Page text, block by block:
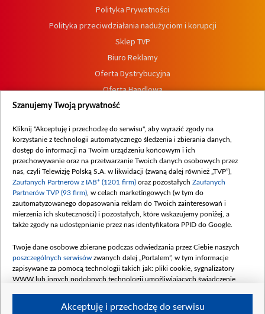
Polityka Prywatności
Polityka przeciwdziałania nadużyciom i korupcji
Sklep TVP
Biuro Reklamy
Oferta Dystrybucyjna
Oferta Handlowa
Dostępność
Procedura zgłoszeń wewnętrznych
Szanujemy Twoją prywatność
Kliknij "Akceptuję i przechodzę do serwisu", aby wyrazić zgody na
korzystanie z technologii automatycznego śledzenia i zbierania danych,
dostęp do informacji na Twoim urządzeniu końcowym i ich
przechowywanie oraz na przetwarzanie Twoich danych osobowych przez
nas, czyli Telewizję Polską S.A. w likwidacji (zwaną dalej również „TVP”),
Zaufanych Partnerów z IAB* (1201 firm) oraz pozostałych Zaufanych
Partnerów TVP (93 firm) , w celach marketingowych (w tym do
zautomatyzowanego dopasowania reklam do Twoich zainteresowań i
mierzenia ich skuteczności) i pozostałych, które wskazujemy poniżej, a
także zgody na udostępnianie przez nas identyfikatora PPID do Google.
Twoje dane osobowe zbierane podczas odwiedzania przez Ciebie naszych
poszczególnych serwisów zwanych dalej „Portalem”, w tym informacje
zapisywane za pomocą technologii takich jak: pliki cookie, sygnalizatory
WWW lub innych podobnych technologii umożliwiających świadczenie
Akceptuję i przechodzę do serwisu